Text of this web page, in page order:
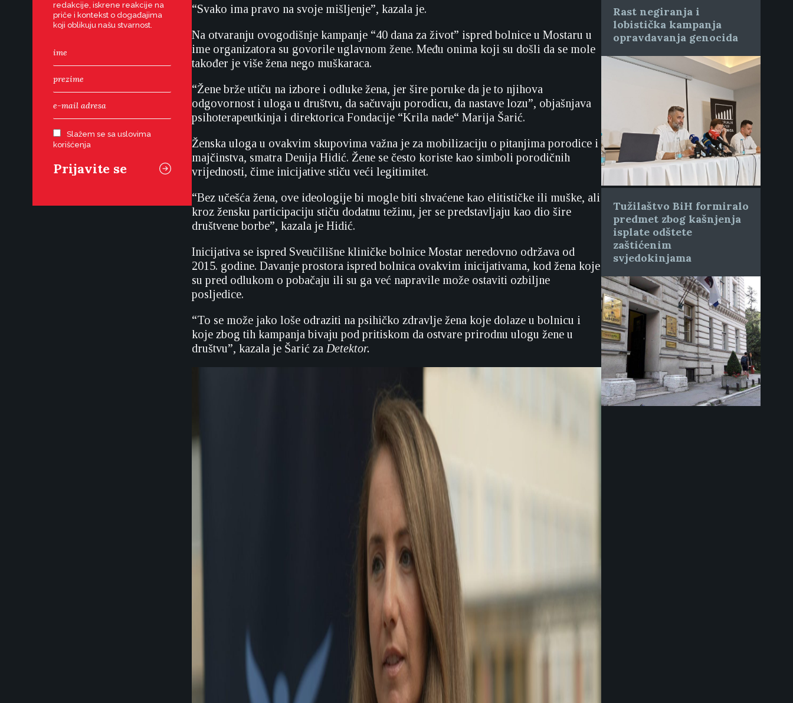
redakcije, iskrene reakcije na
priče i kontekst o događajima
koji oblikuju našu stvarnost.
Slažem se sa uslovima
korišćenja
“Svako ima pravo na svoje mišljenje”, kazala je.
Na otvaranju ovogodišnje kampanje “40 dana za život” ispred bolnice u Mostaru u
ime organizatora su govorile uglavnom žene. Među onima koji su došli da se mole
također je više žena nego muškaraca.
“Žene brže utiču na izbore i odluke žena, jer šire poruke da je to njihova
odgovornost i uloga u društvu, da sačuvaju porodicu, da nastave lozu”, objašnjava
psihoterapeutkinja i direktorica Fondacije “Krila nade“ Marija Šarić.
Ženska uloga u ovakvim skupovima važna je za mobilizaciju o pitanjima porodice i
majčinstva, smatra Denija Hidić. Žene se često koriste kao simboli porodičnih
vrijednosti, čime inicijative stiču veći legitimitet.
“Bez učešća žena, ove ideologije bi mogle biti shvaćene kao elitističke ili muške, ali
kroz žensku participaciju stiču dodatnu težinu, jer se predstavljaju kao dio šire
društvene borbe”, kazala je Hidić.
Inicijativa se ispred Sveučilišne kliničke bolnice Mostar neredovno održava od
2015. godine. Davanje prostora ispred bolnica ovakvim inicijativama, kod žena koje
su pred odlukom o pobačaju ili su ga već napravile može ostaviti ozbiljne
posljedice.
“To se može jako loše odraziti na psihičko zdravlje žena koje dolaze u bolnicu i
koje zbog tih kampanja bivaju pod pritiskom da ostvare prirodnu ulogu žene u
društvu”, kazala je Šarić za Detektor.
Rast negiranja i
lobistička kampanja
opravdavanja genocida
Tužilaštvo BiH formiralo
predmet zbog kašnjenja
isplate odštete
zaštićenim
svjedokinjama